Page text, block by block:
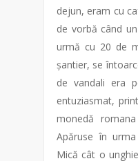
dejun, eram cu
de vorbă când
urmă cu 20 de
șantier, se
de vandali era
entuziasmat,
monedă
Apăruse în
Mică cât o